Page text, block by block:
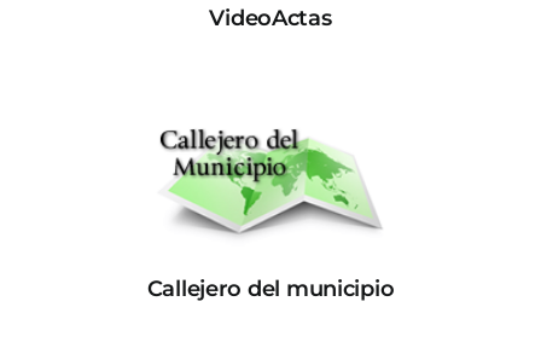
VideoActas
Callejero del municipio